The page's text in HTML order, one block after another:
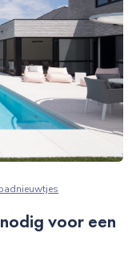
voor een